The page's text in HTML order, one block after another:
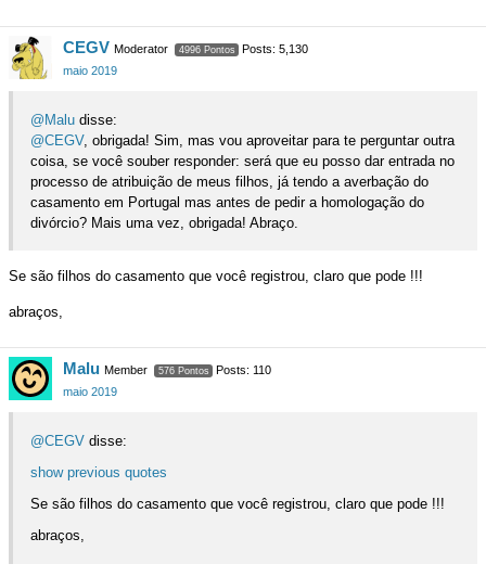
CEGV Moderator 4996 Pontos
Posts: 5,130
maio 2019
@Malu disse:
@CEGV, obrigada! Sim, mas vou aproveitar para te perguntar outra
coisa, se você souber responder: será que eu posso dar entrada no
processo de atribuição de meus filhos, já tendo a averbação do
casamento em Portugal mas antes de pedir a homologação do
divórcio? Mais uma vez, obrigada! Abraço.
Se são filhos do casamento que você registrou, claro que pode !!!
abraços,
Malu Member 576 Pontos
Posts: 110
maio 2019
@CEGV disse:
show previous quotes
Se são filhos do casamento que você registrou, claro que pode !!!
abraços,